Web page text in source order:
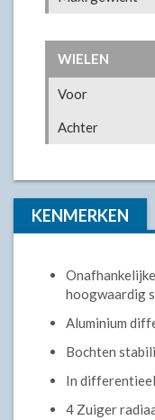
WIELEN
Voor
Achter
KENMERKEN
hoogwaardig
Aluminium
Bochten
In
4 Zuiger